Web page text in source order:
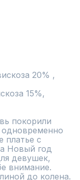
20% ,
15%,
покорили
платье с
Новый год
девушек,
внимание.